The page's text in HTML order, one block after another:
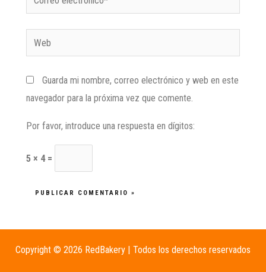
Guarda mi nombre, correo electrónico y web en este
navegador para la próxima vez que comente.
Por favor, introduce una respuesta en dígitos:
5 × 4 =
Copyright © 2026 RedBakery | Todos los derechos reservados